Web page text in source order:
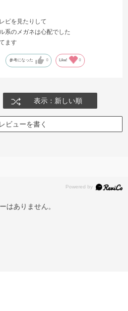
ビを見たりして
系のメガネは心配でした
ます
参考になった 0 Like! 0
表示：新しい順
レビューを書く
はありません。